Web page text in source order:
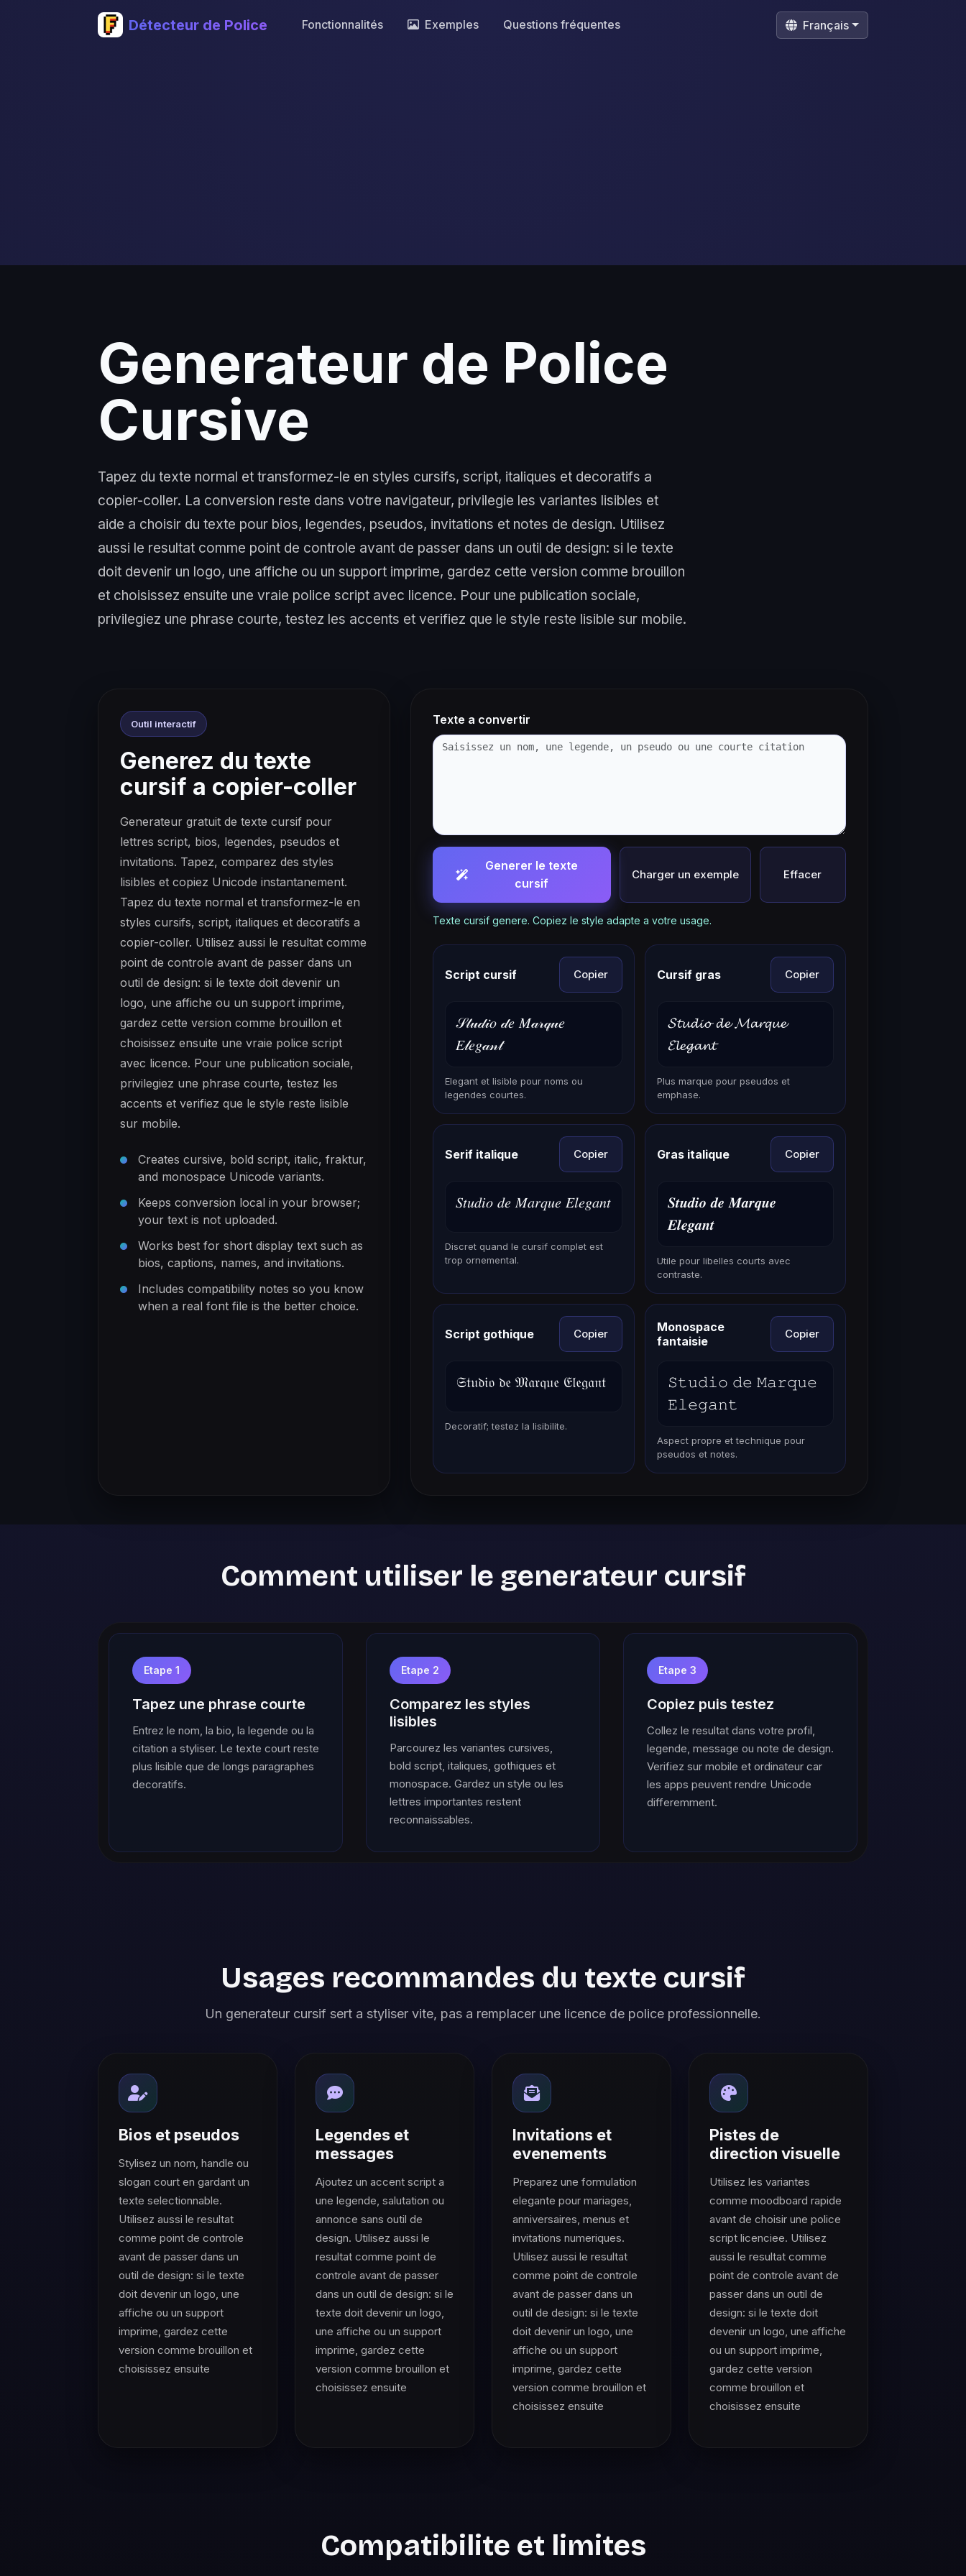
Détecteur de Police Fonctionnalités Exemples Questions fréquentes Français
Generateur de Police
Cursive
Tapez du texte normal et transformez-le en styles cursifs, script, italiques et decoratifs a
copier-coller. La conversion reste dans votre navigateur, privilegie les variantes lisibles et
aide a choisir du texte pour bios, legendes, pseudos, invitations et notes de design. Utilisez
aussi le resultat comme point de controle avant de passer dans un outil de design: si le texte
doit devenir un logo, une affiche ou un support imprime, gardez cette version comme brouillon
et choisissez ensuite une vraie police script avec licence. Pour une publication sociale,
privilegiez une phrase courte, testez les accents et verifiez que le style reste lisible sur mobile.
Outil interactif
Generez du texte
cursif a copier-coller
Generateur gratuit de texte cursif pour
lettres script, bios, legendes, pseudos et
invitations. Tapez, comparez des styles
lisibles et copiez Unicode instantanement.
Tapez du texte normal et transformez-le en
styles cursifs, script, italiques et decoratifs a
copier-coller. Utilisez aussi le resultat comme
point de controle avant de passer dans un
outil de design: si le texte doit devenir un
logo, une affiche ou un support imprime,
gardez cette version comme brouillon et
choisissez ensuite une vraie police script
avec licence. Pour une publication sociale,
privilegiez une phrase courte, testez les
accents et verifiez que le style reste lisible
sur mobile.
Creates cursive, bold script, italic, fraktur,
and monospace Unicode variants.
Keeps conversion local in your browser;
your text is not uploaded.
Works best for short display text such as
bios, captions, names, and invitations.
Includes compatibility notes so you know
when a real font file is the better choice.
Texte a convertir
Generer le texte
cursif
Charger un exemple Effacer
Texte cursif genere. Copiez le style adapte a votre usage.
Script cursif Copier
𝒮𝓉𝓊𝒹𝒾𝑜 𝒹𝑒 𝑀𝒶𝓇𝓆𝓊𝑒
𝐸𝓁𝑒𝑔𝒶𝓃𝓉
Elegant et lisible pour noms ou
legendes courtes.
Cursif gras Copier
𝓢𝓽𝓾𝓭𝓲𝓸 𝓭𝓮 𝓜𝓪𝓻𝓺𝓾𝓮
𝓔𝓵𝓮𝓰𝓪𝓷𝓽
Plus marque pour pseudos et
emphase.
Serif italique Copier
𝑆𝑡𝑢𝑑𝑖𝑜 𝑑𝑒 𝑀𝑎𝑟𝑞𝑢𝑒 𝐸𝑙𝑒𝑔𝑎𝑛𝑡
Discret quand le cursif complet est
trop ornemental.
Gras italique Copier
𝑺𝒕𝒖𝒅𝒊𝒐 𝒅𝒆 𝑴𝒂𝒓𝒒𝒖𝒆
𝑬𝒍𝒆𝒈𝒂𝒏𝒕
Utile pour libelles courts avec
contraste.
Script gothique Copier
𝔖𝔱𝔲𝔡𝔦𝔬 𝔡𝔢 𝔐𝔞𝔯𝔮𝔲𝔢 𝔈𝔩𝔢𝔤𝔞𝔫𝔱
Decoratif; testez la lisibilite.
Monospace
fantaisie
Copier
𝚂𝚝𝚞𝚍𝚒𝚘 𝚍𝚎 𝙼𝚊𝚛𝚚𝚞𝚎
𝙴𝚕𝚎𝚐𝚊𝚗𝚝
Aspect propre et technique pour
pseudos et notes.
Comment utiliser le generateur cursif
Etape 1
Tapez une phrase courte
Entrez le nom, la bio, la legende ou la
citation a styliser. Le texte court reste
plus lisible que de longs paragraphes
decoratifs.
Etape 2
Comparez les styles
lisibles
Parcourez les variantes cursives,
bold script, italiques, gothiques et
monospace. Gardez un style ou les
lettres importantes restent
reconnaissables.
Etape 3
Copiez puis testez
Collez le resultat dans votre profil,
legende, message ou note de design.
Verifiez sur mobile et ordinateur car
les apps peuvent rendre Unicode
differemment.
Usages recommandes du texte cursif
Un generateur cursif sert a styliser vite, pas a remplacer une licence de police professionnelle.
Bios et pseudos
Stylisez un nom, handle ou
slogan court en gardant un
texte selectionnable.
Utilisez aussi le resultat
comme point de controle
avant de passer dans un
outil de design: si le texte
doit devenir un logo, une
affiche ou un support
imprime, gardez cette
version comme brouillon et
choisissez ensuite
Legendes et
messages
Ajoutez un accent script a
une legende, salutation ou
annonce sans outil de
design. Utilisez aussi le
resultat comme point de
controle avant de passer
dans un outil de design: si le
texte doit devenir un logo,
une affiche ou un support
imprime, gardez cette
version comme brouillon et
choisissez ensuite
Invitations et
evenements
Preparez une formulation
elegante pour mariages,
anniversaires, menus et
invitations numeriques.
Utilisez aussi le resultat
comme point de controle
avant de passer dans un
outil de design: si le texte
doit devenir un logo, une
affiche ou un support
imprime, gardez cette
version comme brouillon et
choisissez ensuite
Pistes de
direction visuelle
Utilisez les variantes
comme moodboard rapide
avant de choisir une police
script licenciee. Utilisez
aussi le resultat comme
point de controle avant de
passer dans un outil de
design: si le texte doit
devenir un logo, une affiche
ou un support imprime,
gardez cette version
comme brouillon et
choisissez ensuite
Compatibilite et limites